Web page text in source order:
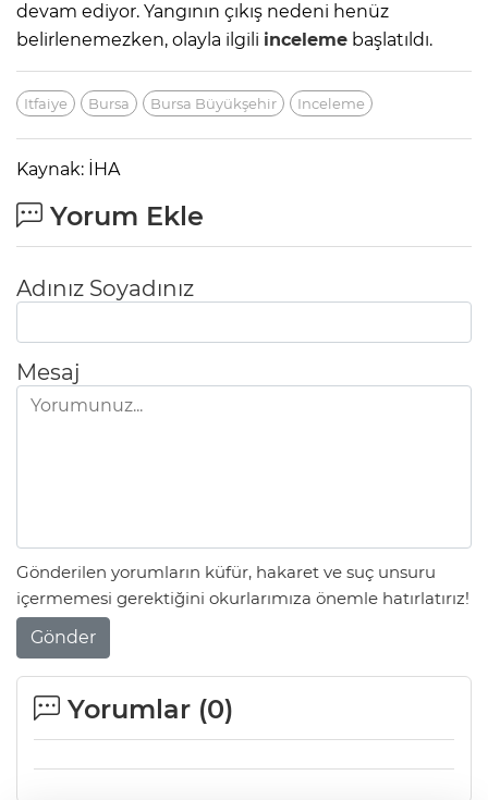
devam ediyor. Yangının çıkış nedeni henüz
belirlenemezken, olayla ilgili inceleme başlatıldı.
Itfaiye Bursa Bursa Büyükşehir Inceleme
Kaynak: İHA
Yorum Ekle
Adınız Soyadınız
Mesaj
Gönderilen yorumların küfür, hakaret ve suç unsuru
içermemesi gerektiğini okurlarımıza önemle hatırlatırız!
Gönder
Yorumlar (0)